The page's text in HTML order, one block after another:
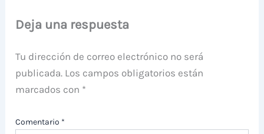
Deja una respuesta
Tu dirección de correo electrónico no será
publicada. Los campos obligatorios están
marcados con *
Comentario *